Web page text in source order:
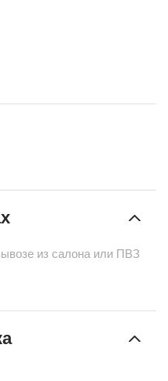
из салона или ПВЗ